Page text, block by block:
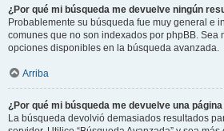
¿Por qué mi búsqueda me devuelve ningún
Probablemente su búsqueda fue muy general e
comunes que no son indexados por phpBB. Sea
opciones disponibles en la búsqueda avanzada.
Arriba
¿Por qué mi búsqueda me devuelve una
La búsqueda devolvió demasiados resultados